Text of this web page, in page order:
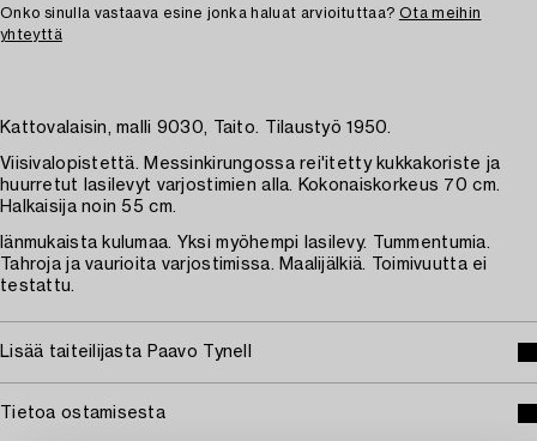
Onko sinulla vastaava esine jonka haluat arvioituttaa? Ota meihin
yhteyttä
Kattovalaisin, malli 9030, Taito. Tilaustyö 1950.
Viisivalopistettä. Messinkirungossa rei'itetty kukkakoriste ja
huurretut lasilevyt varjostimien alla. Kokonaiskorkeus 70 cm.
Halkaisija noin 55 cm.
Iänmukaista kulumaa. Yksi myöhempi lasilevy. Tummentumia.
Tahroja ja vaurioita varjostimissa. Maalijälkiä. Toimivuutta ei
testattu.
Lisää taiteilijasta Paavo Tynell
Tietoa ostamisesta